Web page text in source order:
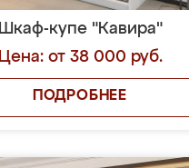
Шкаф-купе "Кавира"
Цена: от 38 000 руб.
ПОДРОБНЕЕ